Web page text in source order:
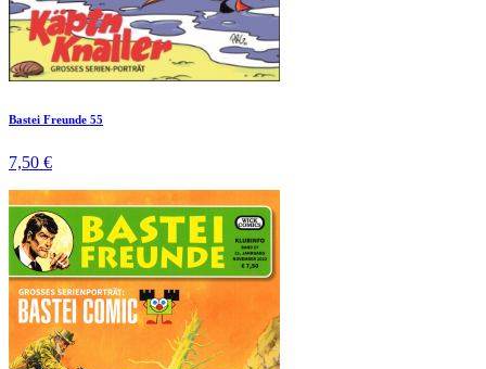
Bastei Freunde 55
7,50 €